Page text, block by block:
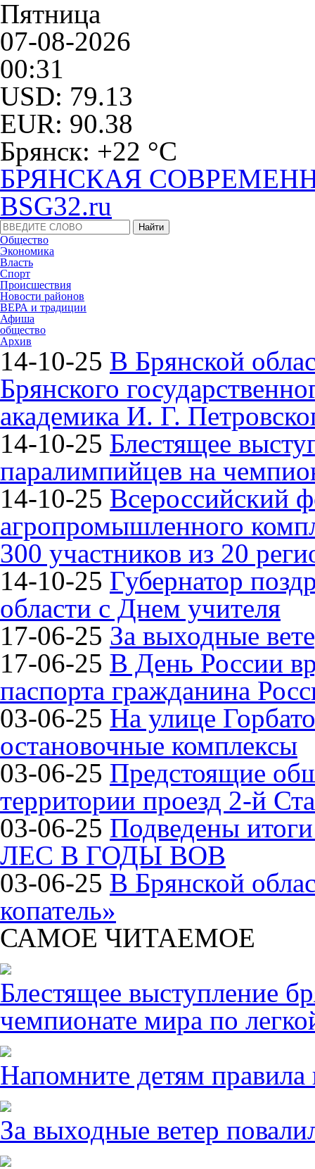
Пятница
07-08-2026
00:31
USD: 79.13
EUR: 90.38
Брянск: +22 °С
БРЯНСКАЯ
BSG32.ru
Общество
Экономика
Власть
Спорт
Происшествия
Новости районов
ВЕРА и традиции
Афиша
общество
Архив
14-10-25 В Брянской
Брянского
академика И. Г.
14-10-25 Блестящее
паралимпийцев на
14-10-25 Всероссийский
агропромышленного
300 участников из 20
14-10-25 Губернатор
области с Днем учителя
17-06-25 За выходные
17-06-25 В День России
паспорта гражданина
03-06-25 На улице
остановочные комплексы
03-06-25 Предстоящие
территории проезд 2-й
03-06-25 Подведены
ЛЕС В ГОДЫ ВОВ
03-06-25 В Брянской
копатель»
САМОЕ ЧИТАЕМОЕ
Блестящее выступление
чемпионате мира по
Напомните детям правила
За выходные ветер